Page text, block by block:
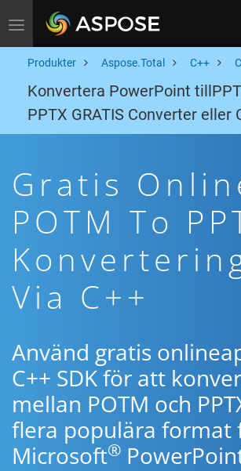
Toggle navigation
Produkter Aspose.Total C++
Konvertera PowerPoint
PPTX GRATIS Converter eller
Gratis
POTM To
Via C++
Använd gratis
C++ SDK för att
mellan POTM och
flera populära format
Microsoft®